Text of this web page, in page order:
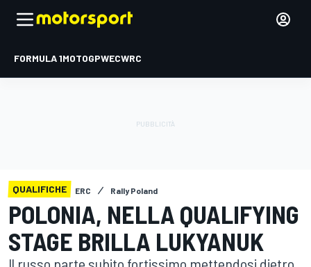
FORMULA 1MOTOGPWECWRC
QUALIFICHE ERC Rally Poland
POLONIA, NELLA QUALIFYING
STAGE BRILLA LUKYANUK